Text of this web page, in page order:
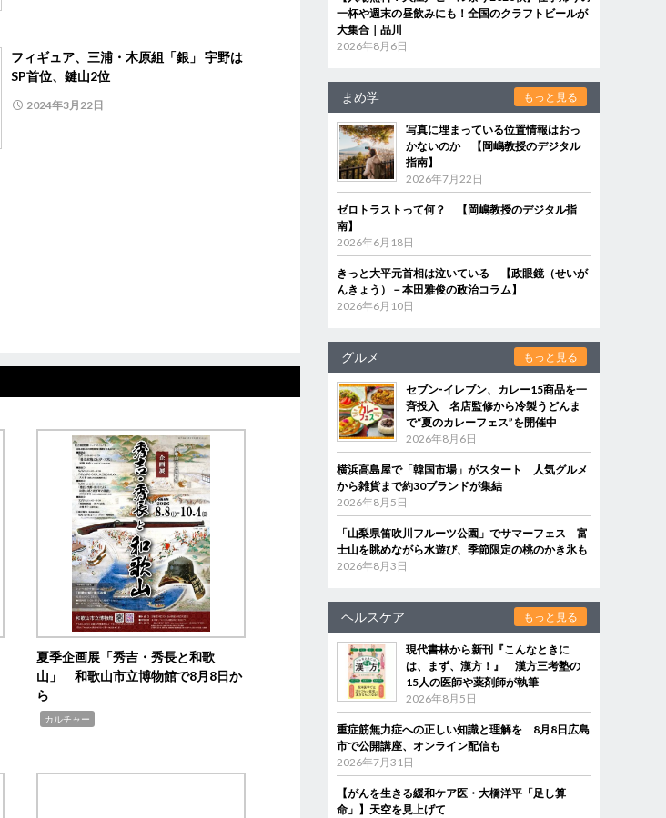
フィギュア、三浦・木原組「銀」 宇野は
SP首位、鍵山2位
2024年3月22日
夏季企画展「秀吉・秀長と和歌
山」 和歌山市立博物館で8月8日か
ら
カルチャー
一杯や週末の昼飲みにも！全国のクラフトビールが
大集合｜品川
2026年8月6日
まめ学 もっと見る
写真に埋まっている位置情報はおっ
かないのか 【岡嶋教授のデジタル
指南】
2026年7月22日
ゼロトラストって何？ 【岡嶋教授のデジタル指
南】
2026年6月18日
きっと大平元首相は泣いている 【政眼鏡（せいが
んきょう）－本田雅俊の政治コラム】
2026年6月10日
グルメ もっと見る
セブン‐イレブン、カレー15商品を一
斉投入 名店監修から冷製うどんま
で“夏のカレーフェス”を開催中
2026年8月6日
横浜高島屋で「韓国市場」がスタート 人気グルメ
から雑貨まで約30ブランドが集結
2026年8月5日
「山梨県笛吹川フルーツ公園」でサマーフェス 富
士山を眺めながら水遊び、季節限定の桃のかき氷も
2026年8月3日
ヘルスケア もっと見る
現代書林から新刊『こんなときに
は、まず、漢方！』 漢方三考塾の
15人の医師や薬剤師が執筆
2026年8月5日
重症筋無力症への正しい知識と理解を 8月8日広島
市で公開講座、オンライン配信も
2026年7月31日
【がんを生きる緩和ケア医・大橋洋平「足し算
命」】天空を見上げて